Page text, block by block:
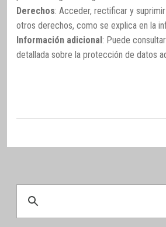
Derechos: Acceder, rectificar y
otros derechos, como se explica en la
Información adicional: Puede
detallada sobre la protección de datos